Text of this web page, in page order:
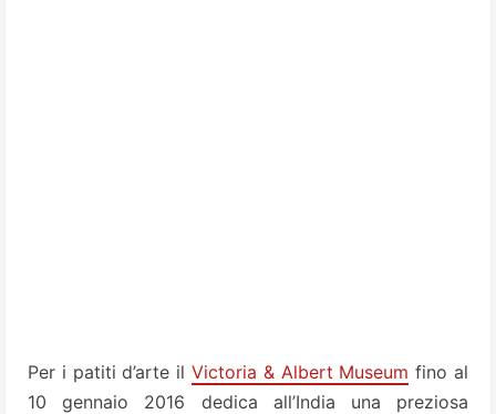
Per i patiti d’arte il Victoria & Albert Museum fino al
10 gennaio 2016 dedica all’India una preziosa